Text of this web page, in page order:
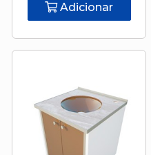
Adicionar